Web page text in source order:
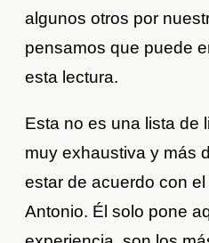
algunos otros por
pensamos que puede
esta lectura.
Esta no es una lista de
muy exhaustiva y más
estar de acuerdo con
Antonio. Él solo pone